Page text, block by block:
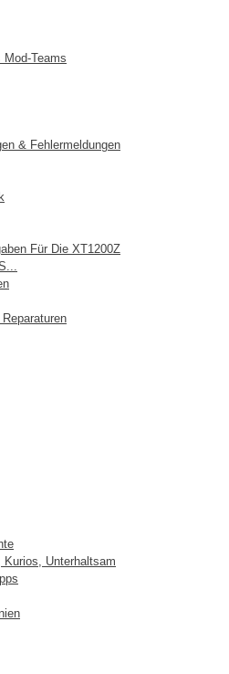
Teams
& Fehlermeldungen
Für Die XT1200Z
Unterhaltsam